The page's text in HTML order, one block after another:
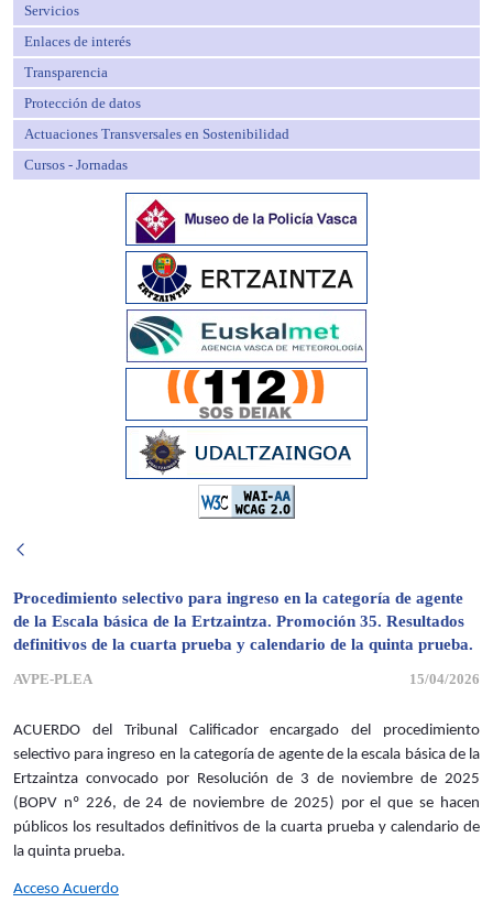
Servicios
Enlaces de interés
Transparencia
Protección de datos
Actuaciones Transversales en Sostenibilidad
Cursos - Jornadas
Procedimiento selectivo para ingreso en la categoría de agente
de la Escala básica de la Ertzaintza. Promoción 35. Resultados
definitivos de la cuarta prueba y calendario de la quinta prueba.
AVPE-PLEA 15/04/2026
ACUERDO del Tribunal Calificador encargado del procedimiento
selectivo para ingreso en la categoría de agente de la escala básica de la
Ertzaintza convocado por Resolución de 3 de noviembre de 2025
(BOPV nº 226, de 24 de noviembre de 2025) por el que se hacen
públicos los resultados definitivos de la cuarta prueba y calendario de
la quinta prueba.
Acceso Acuerdo